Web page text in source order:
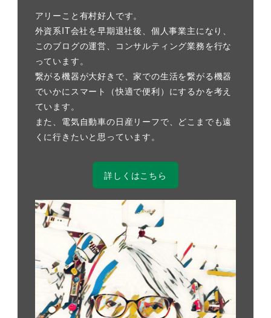
アリーこと有村好人です。
外資系IT会社を早期退社後、個人事業主になり、
このブログの運営、コンサルティング業務を行な
っています。
繋がる機器が大好きで、家での生活を繋がる機器
でいかにスマート（快適で便利）にするかを考え
ています。
また、電気自動車の日産リーフで、どこまでも遠
くに行きたいと思っています。
詳しくはこちら